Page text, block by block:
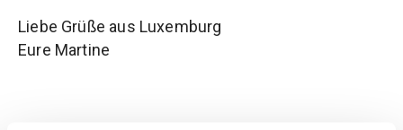
Liebe Grüße aus Luxemburg
Eure Martine